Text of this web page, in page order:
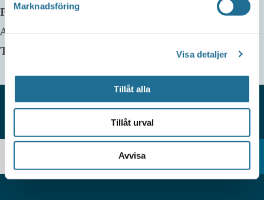
Marknadsföring
Visa detaljer
Tillåt alla
Tillåt urval
Avvisa
Pris:Gratis
Arrangör:
Telefonnummer arrangör:
HITTAR DU INTE VAD DU SÖKER?